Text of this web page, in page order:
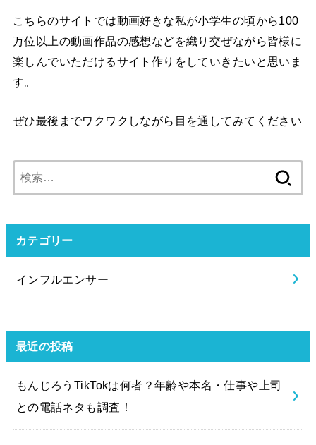
こちらのサイトでは動画好きな私が小学生の頃から100
万位以上の動画作品の感想などを織り交ぜながら皆様に
楽しんでいただけるサイト作りをしていきたいと思いま
す。
ぜひ最後までワクワクしながら目を通してみてください
索:
カテゴリー
インフルエンサー
最近の投稿
もんじろうTikTokは何者？年齢や本名・仕事や上司
との電話ネタも調査！